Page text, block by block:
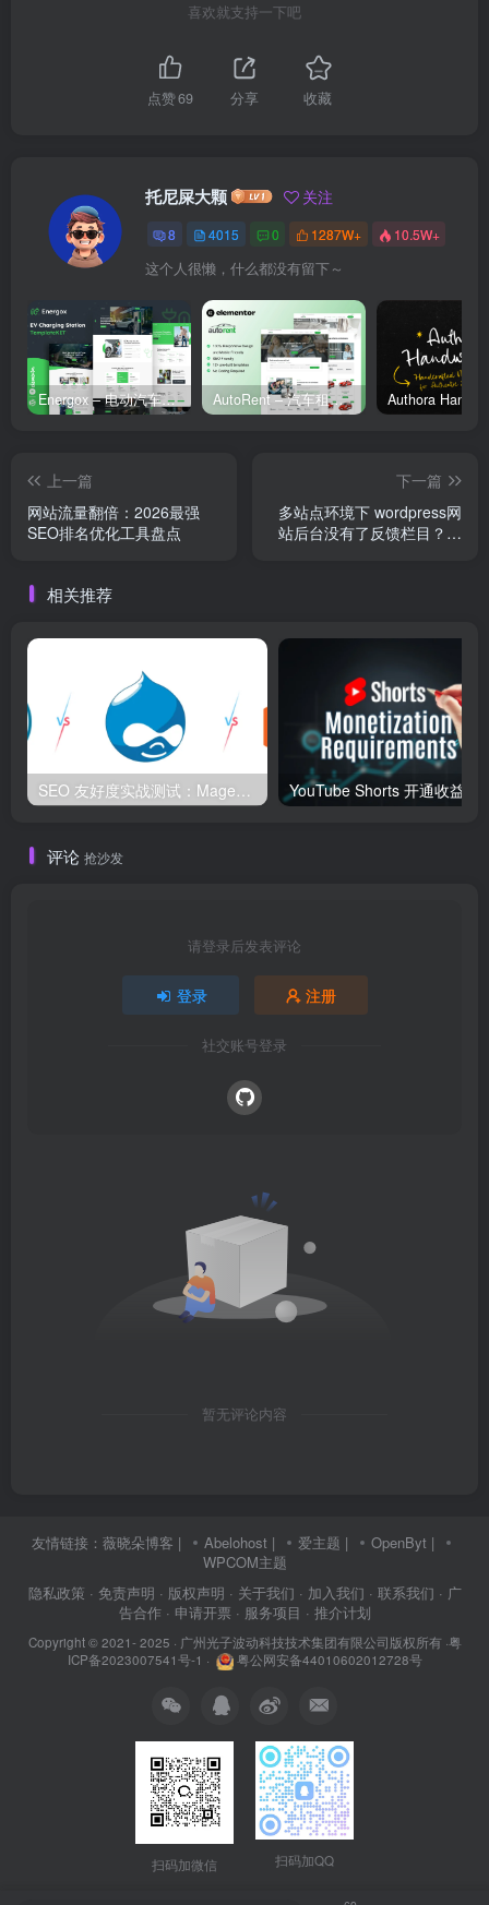
喜欢就支持一下吧
点赞69 分享 收藏
托尼屎大颗 关注
8 4015 0 1287W+ 10.5W+
这个人很懒，什么都没有留下～
Energox – 电动汽车充电站 Elementor 模板套件 AutoRent – 汽车租赁服务 Elementor 模板套件
上一篇
网站流量翻倍：2026最强
SEO排名优化工具盘点
下一篇
多站点环境下 wordpress网
站后台没有了反馈栏目？子
相关推荐
SEO 友好度实战测试：Magento、WordPress、Drupal 在核心 SEO 要素上的表现对比
评论 抢沙发
请登录后发表评论
登录 注册
社交账号登录
暂无评论内容
友情链接： 薇晓朵博客 | Abelohost | 爱主题 | OpenByt |
WPCOM主题
隐私政策 · 免责声明 · 版权声明 · 关于我们 · 加入我们 · 联系我们 · 广
告合作 · 申请开票 · 服务项目 · 推介计划
Copyright © 2021- 2025 · 广州光子波动科技技术集团有限公司版权所有·粤
ICP备2023007541号-1 · 粤公网安备44010602012728号
扫码加微信 扫码加QQ